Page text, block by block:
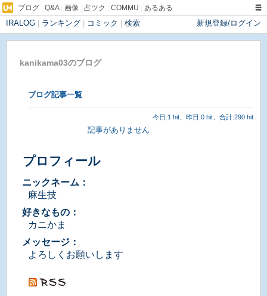
ブログ Q&A| 画像 占ツク COMMU あるある
IRALOG ランキング コミック 検索 新規登録/ログイン
kanikama03のブログ
ブログ記事一覧
今日:1 hit、昨日:0 hit、合計:290 hit
記事がありません
プロフィール
ニックネーム：
麻生技
好きなもの：
カニかま
メッセージ：
よろしくお願いします